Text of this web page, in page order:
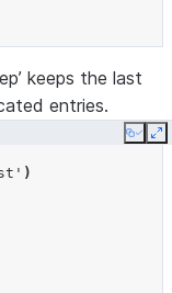
keeps the last
entries.
Copy
)